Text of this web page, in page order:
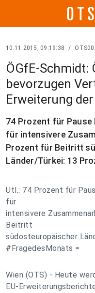
10.11.2015, 09:19:38 /
ÖGfE-Schmidt:
bevorzugen
Erweiterung der
74 Prozent für Pause
für intensivere
Prozent für Beitritt
Länder/Türkei: 13
Utl.: 74 Prozent für
für
intensivere
Beitritt
südosteuropäischer
#FragedesMonats =
Wien (OTS) - Heute
EU-